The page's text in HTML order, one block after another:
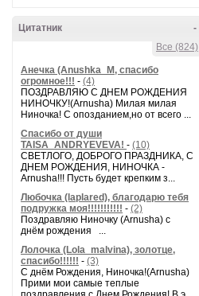
-
Цитатник
Все (824)
Анечка (Anushka_M, спасибо
огромное!!! - (4)
ПОЗДРАВЛЯЮ С ДНЕМ РОЖДЕНИЯ
НИНОЧКУ!(Arnusha) Милая милая
Ниночка! С опозданием,но от всего ...
Спасибо от души
TAISA_ANDRYEVEVA! - (10)
СВЕТЛОГО, ДОБРОГО ПРАЗДНИКА, С
ДНЕМ РОЖДЕНИЯ, НИНОЧКА -
Arnusha!!! Пусть будет крепким з...
Любочка (laplared), благодарю тебя
подружка моя!!!!!!!!!!! - (2)
Поздравляю Ниночку (Arnusha) с
днём рождения ...
Лолочка (Lola_malvina), золотце,
спасибо!!!!!! - (3)
С днём Рождения, Ниночка!(Аrnusha)
Прими мои самые теплые